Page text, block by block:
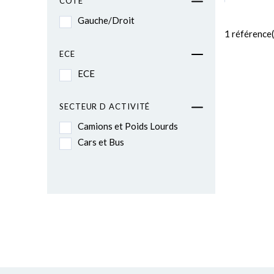
Gauche/Droit
ECE
ECE
SECTEUR D ACTIVITÉ
Camions et Poids Lourds
Cars et Bus
1